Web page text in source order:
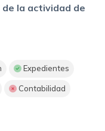
la actividad de
Expedientes
Contabilidad